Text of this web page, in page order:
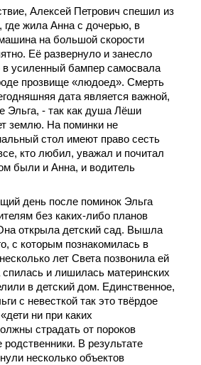
Алексей Петрович спешил из
где жила Анна с дочерью, в
на большой скорости
Её развернуло и занесло
в усиленный бампер самосвала
прозвище «людоед». Смерть
дата является важной,
Эльга, - так как душа Лёши
землю. На поминки не
стол имеют право сесть
кто любил, уважал и почитал
были и Анна, и водитель
день после поминок Эльга
без каких-либо планов
открыла детский сад. Вышла
с которым познакомилась в
лет Света позвонила ей
и лишилась материнских
в детский дом. Единственное,
с невесткой так это твёрдое
ни при каких
страдать от пороков
В результате
несколько объектов